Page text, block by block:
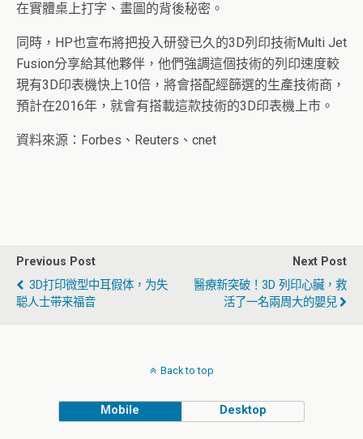
在實體桌上打字、畫圖的背後秘密。
同時，HP也宣布將把投入研發已久的3D列印技術Multi Jet
Fusion分享給其他夥伴，他們強調這個技術的列印速度較
現有3D印表機快上10倍，將會搭配經篩選的生產技術商，
預計在2016年，就會有搭載這款技術的3D印表機上市。
資料來源：Forbes、Reuters、cnet
Previous Post
3D打印微型中耳假体，为失
聪人士带来福音
Next Post
醫療新突破！3D 列印心臟，救
活了一名兩周大的嬰兒
Back to top
Mobile Desktop